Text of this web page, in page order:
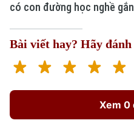
có con đường học nghề
Bài viết hay? Hãy
Xem 0